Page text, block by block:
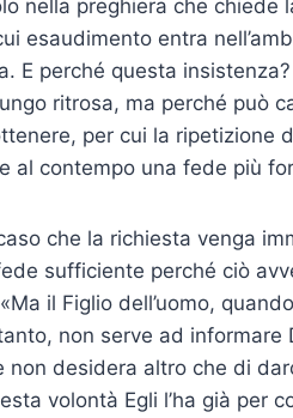
nella preghiera che chiede
esaudimento entra
E perché questa
ritrosa, ma perché può
per cui la ripetizione
al contempo una fede più
che la richiesta venga
sufficiente perché ciò
il Figlio dell’uomo,
non serve ad informare
desidera altro che di
volontà Egli l’ha già per